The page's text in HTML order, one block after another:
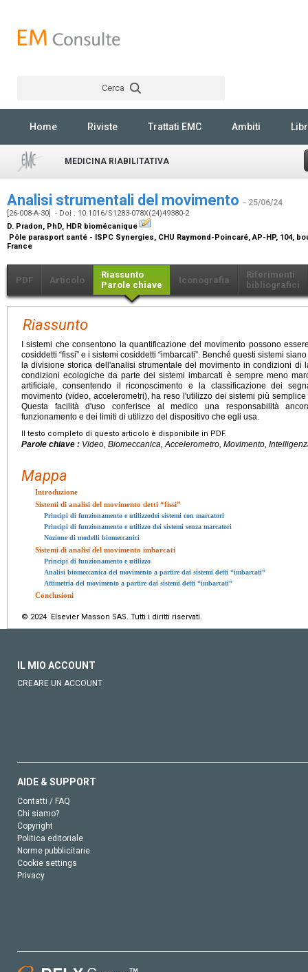
Cerca
Home Riviste Trattati EMC Ambiti
MEDICINA RIABILITATIVA
Analisi strumentali del movimento - 25/06/24
[26-008-A-30] - Doi : 10.1016/S1283-078X(24)49380-2
D. Pradon, PhD, HDR biomécanique
Pôle parasport santé - ISPC Synergies, CHU Raymond-Poincaré, AP-HP, 104,
France
PDF Articolo
Riassunto
Parole chiave
Iconografia
Riferimenti
bibliografici
Riassunto
I sistemi che consentono la quantificazione del movimento possono
cosiddetti “fissi” e i sistemi cosiddetti “imbarcati”. Benché questi sistemi
la divisione storica dell'analisi strumentale del movimento in condizioni di
condizioni ecologiche da parte dei sistemi imbarcati è sempre meno
artificiale, consentendo il riconoscimento e la classificazione dei
movimento (video, accelerometri), ha reso l'utilizzo dei sistemi più
Questa facilità d'uso conferisce al medico una responsabilità
funzionamento e dei limiti di utilizzo del dispositivo che egli usa.
Il testo completo di questo articolo è disponibile in PDF.
Parole chiave : Video, Biomeccanica, Accelerometro, Movimento,
Mappa
Introduzione
Sistemi di analisi del movimento detti “fissi”
Principi di funzionamento e utilizzodei sistemi con marcatori
Principi di funzionamento e utilizzo dei sistemi senza marcatori
Nozione di modelli biomeccanici
Sistemi di analisi del movimento imbarcati
Principi di funzionamento e utilizzo
Analisi biomeccanica del movimento a partire dai sistemi detti “imbarcati”
Attimetria del movimento a partire dai sistemi detti “imbarcati”
Conclusioni
© 2024 Elsevier Masson SAS. Tutti i diritti riservati.
IL MIO ACCOUNT
CREARE UN ACCOUNT
AIDE & SUPPORT
Contatti / FAQ
Chi siamo?
Copyright
Politica editoriale
Norme pubblicitarie
Cookie settings
Privacy